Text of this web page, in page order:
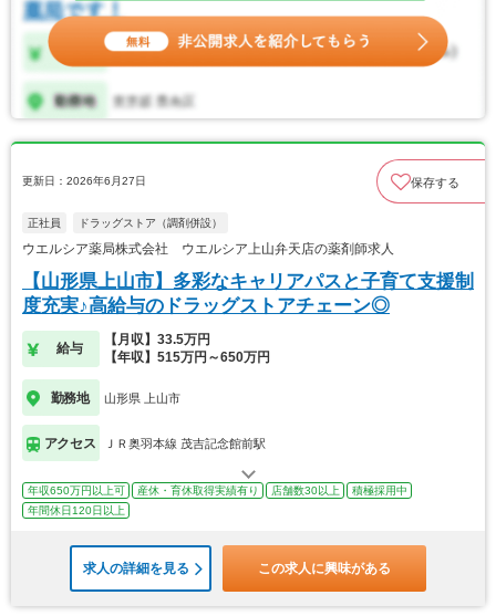
更新日：2026年6月27日 保存する
正社員 ドラッグストア（調剤併設）
ウエルシア薬局株式会社 ウエルシア上山弁天店の薬剤師求人
【山形県上山市】多彩なキャリアパスと子育て支援制
度充実♪高給与のドラッグストアチェーン◎
給与
【月収】33.5万円
【年収】515万円～650万円
勤務地 山形県 上山市
アクセス ＪＲ奥羽本線 茂吉記念館前駅
年収650万円以上可 産休・育休取得実績有り 店舗数30以上
積極採用中
年間休日120日以上
求人の詳細を見る この求人に興味がある